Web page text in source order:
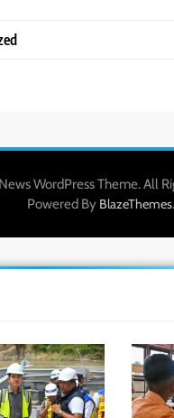
WordPress Theme. All
Powered By BlazeThemes.